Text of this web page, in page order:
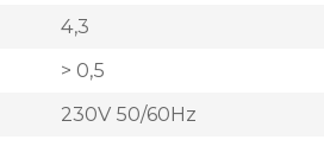
4,3
> 0,5
230V 50/60Hz